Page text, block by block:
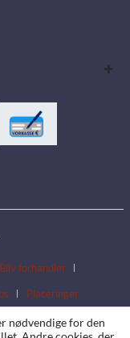
Bliv forhandler
Placeringer
nødvendige for den